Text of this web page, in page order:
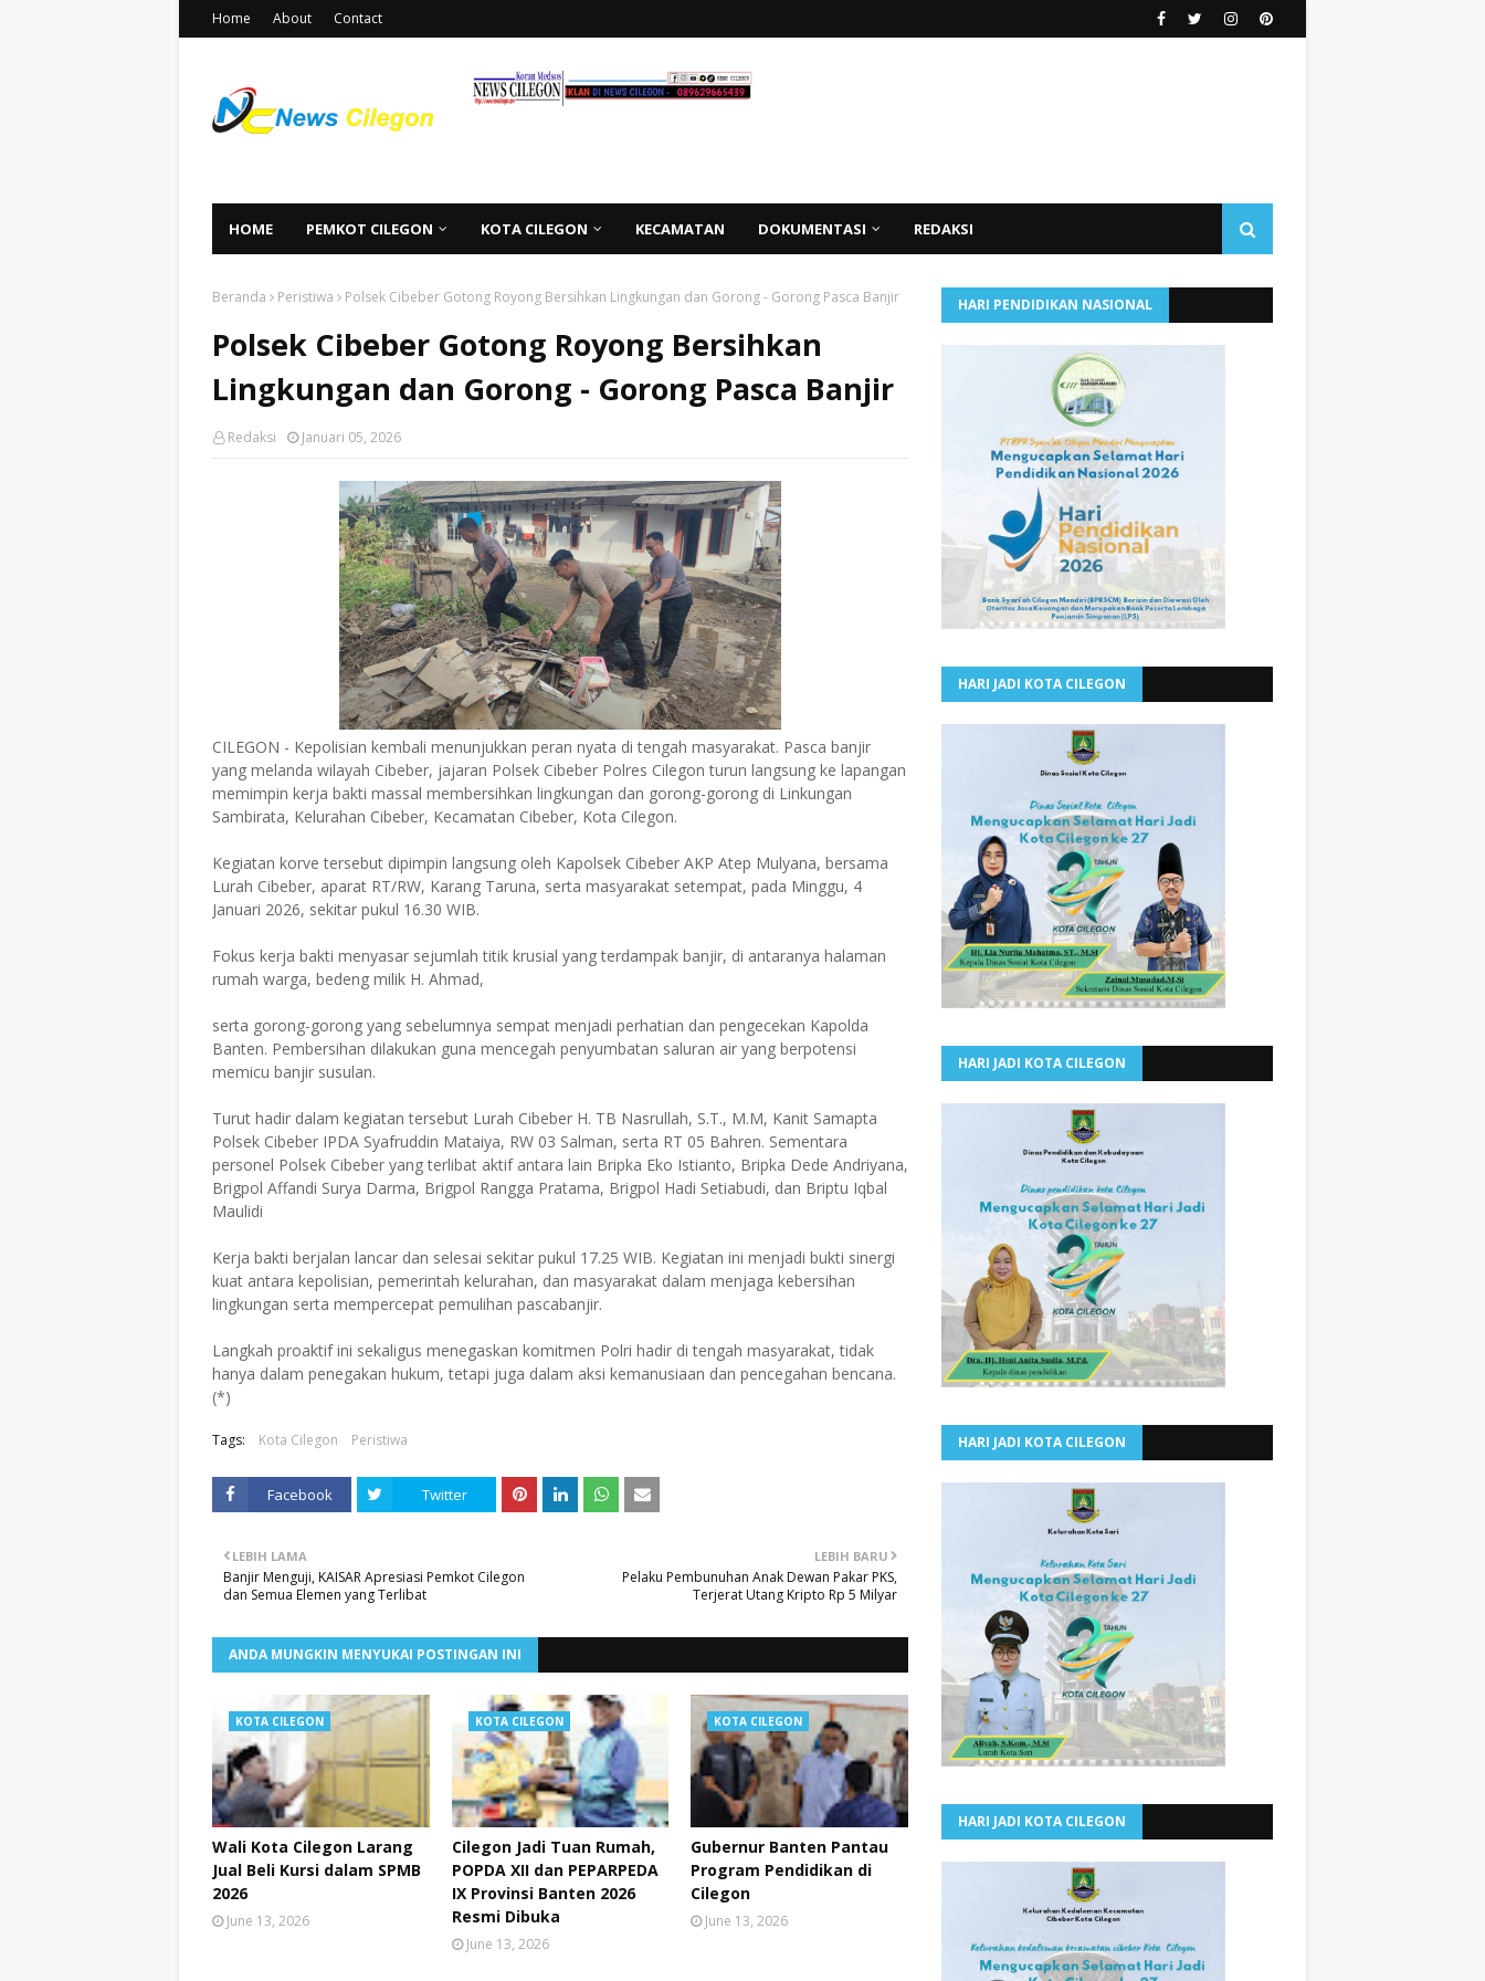
Home About Contact
HOME PEMKOT CILEGON KOTA CILEGON KECAMATAN DOKUMENTASI REDAKSI
Beranda Peristiwa Polsek Cibeber Gotong Royong Bersihkan Lingkungan dan Gorong - Gorong Pasca Banjir
Polsek Cibeber Gotong Royong Bersihkan
Lingkungan dan Gorong - Gorong Pasca Banjir
Redaksi Januari 05, 2026
CILEGON - Kepolisian kembali menunjukkan peran nyata di tengah masyarakat. Pasca banjir
yang melanda wilayah Cibeber, jajaran Polsek Cibeber Polres Cilegon turun langsung ke lapangan
memimpin kerja bakti massal membersihkan lingkungan dan gorong-gorong di Linkungan
Sambirata, Kelurahan Cibeber, Kecamatan Cibeber, Kota Cilegon.
Kegiatan korve tersebut dipimpin langsung oleh Kapolsek Cibeber AKP Atep Mulyana, bersama
Lurah Cibeber, aparat RT/RW, Karang Taruna, serta masyarakat setempat, pada Minggu, 4
Januari 2026, sekitar pukul 16.30 WIB.
Fokus kerja bakti menyasar sejumlah titik krusial yang terdampak banjir, di antaranya halaman
rumah warga, bedeng milik H. Ahmad,
serta gorong-gorong yang sebelumnya sempat menjadi perhatian dan pengecekan Kapolda
Banten. Pembersihan dilakukan guna mencegah penyumbatan saluran air yang berpotensi
memicu banjir susulan.
Turut hadir dalam kegiatan tersebut Lurah Cibeber H. TB Nasrullah, S.T., M.M, Kanit Samapta
Polsek Cibeber IPDA Syafruddin Mataiya, RW 03 Salman, serta RT 05 Bahren. Sementara
personel Polsek Cibeber yang terlibat aktif antara lain Bripka Eko Istianto, Bripka Dede Andriyana,
Brigpol Affandi Surya Darma, Brigpol Rangga Pratama, Brigpol Hadi Setiabudi, dan Briptu Iqbal
Maulidi
Kerja bakti berjalan lancar dan selesai sekitar pukul 17.25 WIB. Kegiatan ini menjadi bukti sinergi
kuat antara kepolisian, pemerintah kelurahan, dan masyarakat dalam menjaga kebersihan
lingkungan serta mempercepat pemulihan pascabanjir.
Langkah proaktif ini sekaligus menegaskan komitmen Polri hadir di tengah masyarakat, tidak
hanya dalam penegakan hukum, tetapi juga dalam aksi kemanusiaan dan pencegahan bencana.
(*)
Tags: Kota Cilegon Peristiwa
Facebook Twitter
LEBIH BARU
Pelaku Pembunuhan Anak Dewan Pakar PKS,
Terjerat Utang Kripto Rp 5 Milyar
LEBIH LAMA
Banjir Menguji, KAISAR Apresiasi Pemkot Cilegon
dan Semua Elemen yang Terlibat
ANDA MUNGKIN MENYUKAI POSTINGAN INI
KOTA CILEGON
Wali Kota Cilegon Larang
Jual Beli Kursi dalam SPMB
2026
June 13, 2026
KOTA CILEGON
Cilegon Jadi Tuan Rumah,
POPDA XII dan PEPARPEDA
IX Provinsi Banten 2026
Resmi Dibuka
June 13, 2026
KOTA CILEGON
Gubernur Banten Pantau
Program Pendidikan di
Cilegon
June 13, 2026
HARI PENDIDIKAN NASIONAL
HARI JADI KOTA CILEGON
HARI JADI KOTA CILEGON
HARI JADI KOTA CILEGON
HARI JADI KOTA CILEGON